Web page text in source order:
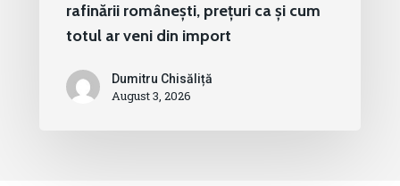
rafinării românești, prețuri ca și cum
totul ar veni din import
Dumitru Chisăliță
August 3, 2026